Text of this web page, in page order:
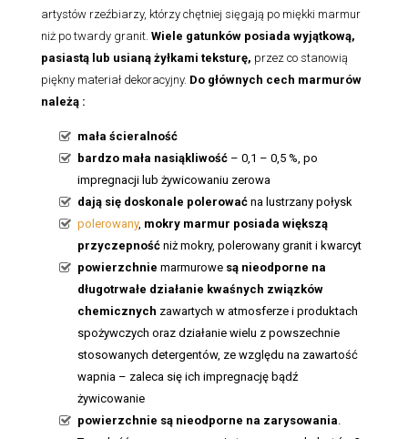
artystów rzeźbiarzy, którzy chętniej sięgają po miękki marmur
niż po twardy granit. Wiele gatunków posiada wyjątkową,
pasiastą lub usianą żyłkami teksturę, przez co stanowią
piękny materiał dekoracyjny. Do głównych cech marmurów
należą :
mała ścieralność
bardzo mała nasiąkliwość – 0,1 – 0,5 %, po
impregnacji lub żywicowaniu zerowa
dają się doskonale polerować na lustrzany połysk
polerowany, mokry marmur posiada większą
przyczepność niż mokry, polerowany granit i kwarcyt
powierzchnie marmurowe są nieodporne na
długotrwałe działanie kwaśnych związków
chemicznych zawartych w atmosferze i produktach
spożywczych oraz działanie wielu z powszechnie
stosowanych detergentów, ze względu na zawartość
wapnia – zaleca się ich impregnację bądź
żywicowanie
powierzchnie są nieodporne na zarysowania